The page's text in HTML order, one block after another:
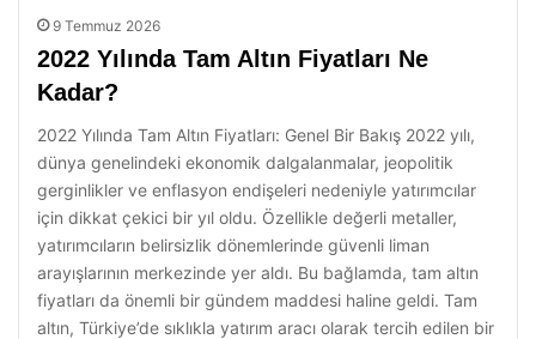
9 Temmuz 2026
2022 Yılında Tam Altın Fiyatları Ne
Kadar?
2022 Yılında Tam Altın Fiyatları: Genel Bir Bakış 2022 yılı,
dünya genelindeki ekonomik dalgalanmalar, jeopolitik
gerginlikler ve enflasyon endişeleri nedeniyle yatırımcılar
için dikkat çekici bir yıl oldu. Özellikle değerli metaller,
yatırımcıların belirsizlik dönemlerinde güvenli liman
arayışlarının merkezinde yer aldı. Bu bağlamda, tam altın
fiyatları da önemli bir gündem maddesi haline geldi. Tam
altın, Türkiye’de sıklıkla yatırım aracı olarak tercih edilen bir